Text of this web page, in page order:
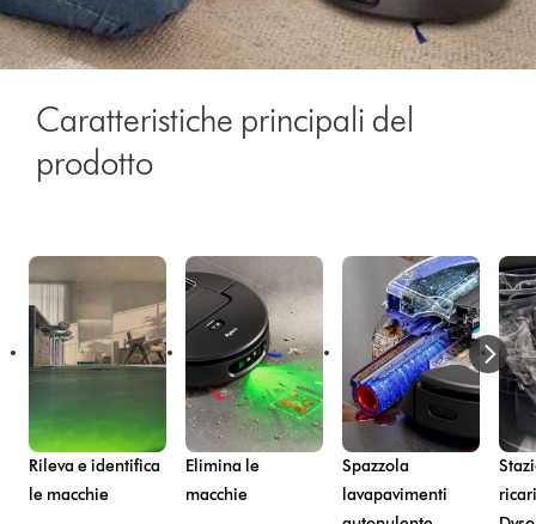
Caratteristiche principali del
prodotto
Rileva e identifica
le macchie
Elimina le
macchie
Spazzola
lavapavimenti